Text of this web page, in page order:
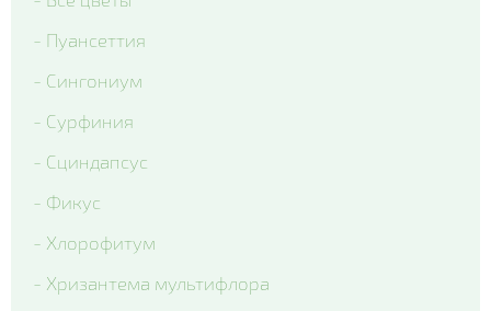
- Delta Clear Color mix
- Delta Pro Violet and White
- Matrix Blue Blotch
- Matrix Citrus Mix
- Matrix Denim
- Matrix Mix Blotch
- Matrix White
- Matrix Yellow Blotch
- Пуансеттия
- Сингониум
- Сурфиния
- Сциндапсус
- Фикус
- Хлорофитум
- Хризантема мультифлора